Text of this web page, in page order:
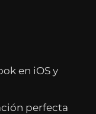
en iOS y
perfecta